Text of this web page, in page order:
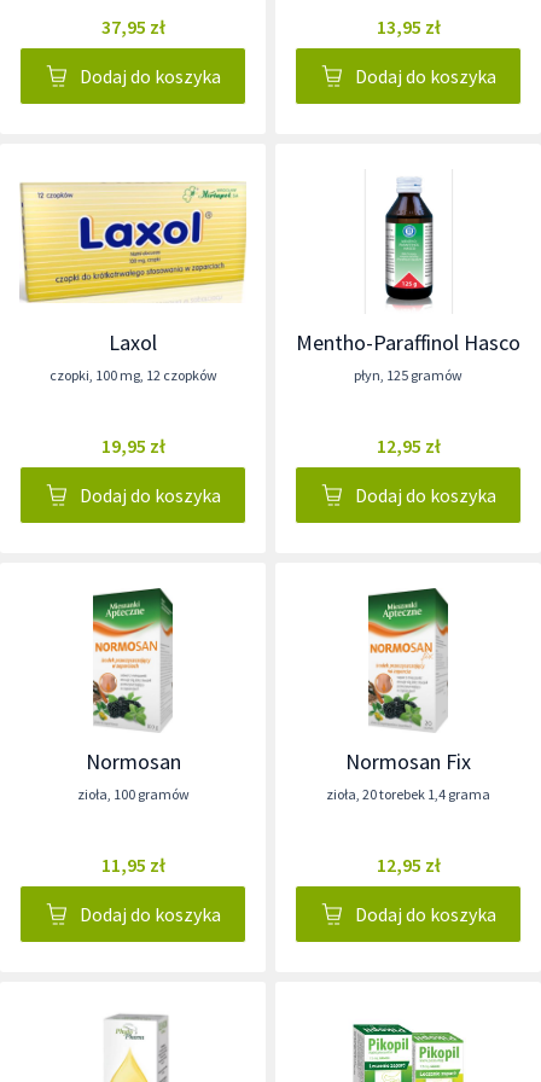
37,95 zł
Dodaj do koszyka
13,95 zł
Dodaj do koszyka
Laxol
czopki, 100 mg, 12 czopków
19,95 zł
Dodaj do koszyka
Mentho-Paraffinol Hasco
płyn, 125 gramów
12,95 zł
Dodaj do koszyka
Normosan
zioła, 100 gramów
11,95 zł
Dodaj do koszyka
Normosan Fix
zioła, 20 torebek 1,4 grama
12,95 zł
Dodaj do koszyka